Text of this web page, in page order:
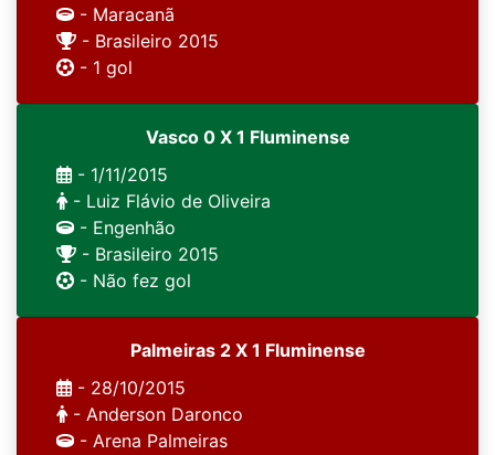
- Maracanã
- Brasileiro 2015
- 1 gol
Vasco 0 X 1 Fluminense
- 1/11/2015
- Luiz Flávio de Oliveira
- Engenhão
- Brasileiro 2015
- Não fez gol
Palmeiras 2 X 1 Fluminense
- 28/10/2015
- Anderson Daronco
- Arena Palmeiras